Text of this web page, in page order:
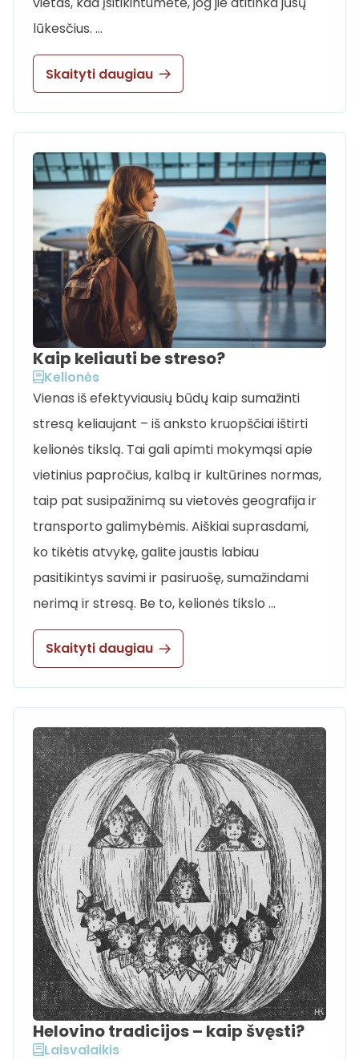
lūkesčius. …
Skaityti daugiau
Kaip keliauti be streso?
Kelionės
Vienas iš efektyviausių būdų kaip sumažinti
stresą keliaujant – iš anksto kruopščiai ištirti
kelionės tikslą. Tai gali apimti mokymąsi apie
vietinius papročius, kalbą ir kultūrines normas,
taip pat susipažinimą su vietovės geografija ir
transporto galimybėmis. Aiškiai suprasdami,
ko tikėtis atvykę, galite jaustis labiau
pasitikintys savimi ir pasiruošę, sumažindami
nerimą ir stresą. Be to, kelionės tikslo …
Skaityti daugiau
Helovino tradicijos – kaip švęsti?
Laisvalaikis